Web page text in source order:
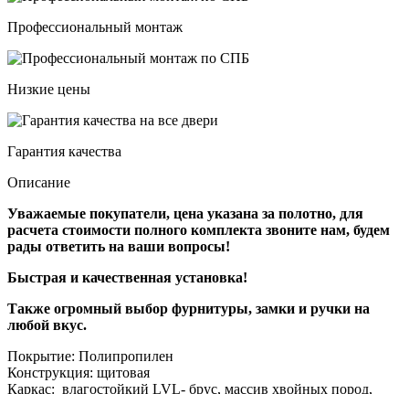
Профессиональный монтаж
Низкие цены
Гарантия качества
Описание
Уважаемые покупатели, цена указана за полотно, для
расчета стоимости полного комплекта звоните нам, будем
рады ответить на ваши вопросы!
Быстрая и качественная установка!
Также огромный выбор фурнитуры, замки и ручки на
любой вкус.
Покрытие: Полипропилен
Конструкция: щитовая
Каркас: влагостойкий LVL- брус, массив хвойных пород,